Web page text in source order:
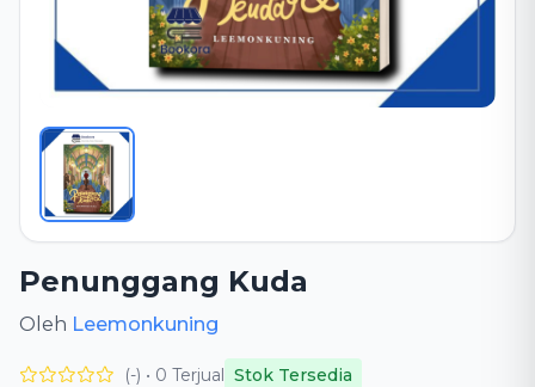
Penunggang Kuda
Oleh Leemonkuning
(-) • 0 Terjual Stok Tersedia